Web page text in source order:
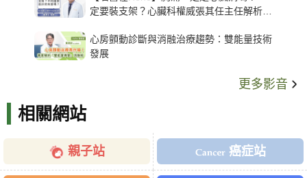
定要裝支架？心臟科權威張其任主任解析支
心房顫動診斷與消融治療趨勢：雙能量技術
發展
更多影音
相關網站
親子站 癌症站